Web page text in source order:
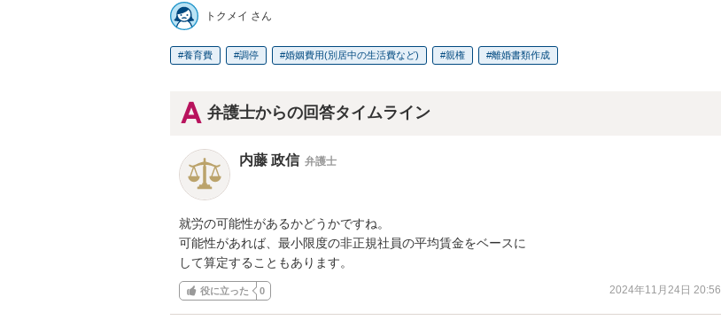
トクメイ さん
養育費 調停 婚姻費用(別居中の生活費など) 親権 離婚書類作成
弁護士からの回答タイムライン
内藤 政信 弁護士
就労の可能性があるかどうかですね。
可能性があれば、最小限度の非正規社員の平均賃金をベースに
して算定することもあります。
役に立った 0 2024年11月24日 20:56